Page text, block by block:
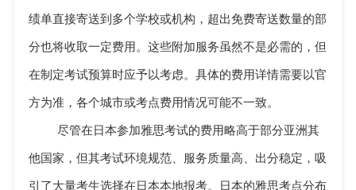
绩单直接寄送到多个学校或机构，超出免费寄送数量的部
分也将收取一定费用。这些附加服务虽然不是必需的，但
在制定考试预算时应予以考虑。具体的费用详情需要以官
方为准，各个城市或考点费用情况可能不一致。
尽管在日本参加雅思考试的费用略高于部分亚洲其
他国家，但其考试环境规范、服务质量高、出分稳定，吸
引了大量考生选择在日本本地报考。日本的雅思考点分布